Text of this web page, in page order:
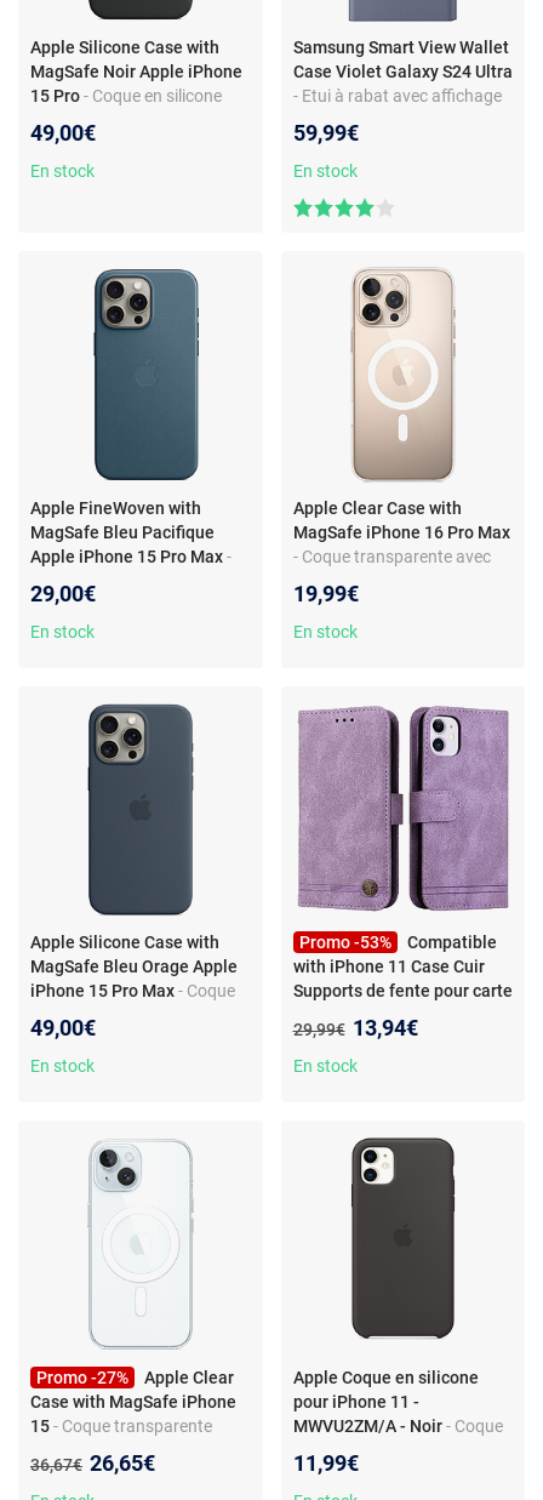
Apple Silicone Case with
MagSafe Noir Apple iPhone
15 Pro- Coque en silicone
iPhone 15 Pro
49,00€
En stock
Samsung Smart View Wallet
Case Violet Galaxy S24 Ultra
- Etui à rabat avec affichage
pour Samsung Galaxy S24
Ultra
59,99€
En stock
Apple FineWoven with
MagSafe Bleu Pacifique
Apple iPhone 15 Pro Max-
MagSafe pour Apple iPhone
15 Pro Max
29,00€
En stock
Apple Clear Case with
MagSafe iPhone 16 Pro Max
- Coque transparente avec
Max
19,99€
En stock
Apple Silicone Case with
MagSafe Bleu Orage Apple
iPhone 15 Pro Max- Coque
pour Apple iPhone 15 Pro
Max
49,00€
En stock
Promo -53%
Compatible
with iPhone 11 Case Cuir
Supports de fente pour carte
- Compatible with iPhone 11
Case Cuir Supports de fente
Ancien prix :
29,99€ Nouveau prix :
13,94€
En stock
Promo -27%
Apple Clear
Case with MagSafe iPhone
15- Coque transparente
15
Ancien prix :
36,67€ Nouveau prix :
26,65€
Apple Coque en silicone
pour iPhone 11 -
MWVU2ZM/A - Noir - Coque
- Noir
11,99€